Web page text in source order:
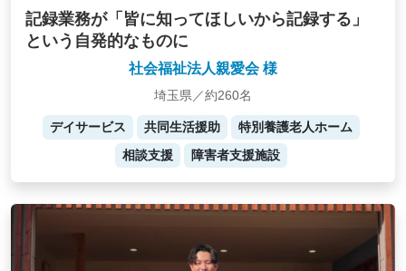
記録業務が「皆に知ってほしいから記録する」
という自発的なものに
社会福祉法人親愛会 様
埼玉県／約260名
デイサービス 共同生活援助
特別養護老人ホーム
相談支援
障害者支援施設